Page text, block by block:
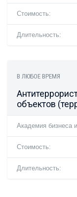
Стоимость:
Длительность:
В ЛЮБОЕ ВРЕМЯ
объектов
Академия бизнеса
Стоимость:
Длительность: